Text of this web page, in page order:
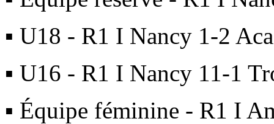
▪ U18 - R1 I Nancy 1-2
▪ U16 - R1 I Nancy 11-1
▪ Équipe féminine - R1 I